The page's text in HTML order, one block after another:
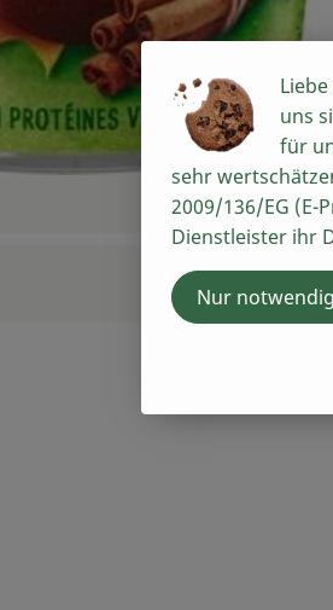
uns
für
sehr
2009/136/EG (E-
Dienstleister ihr
Nur